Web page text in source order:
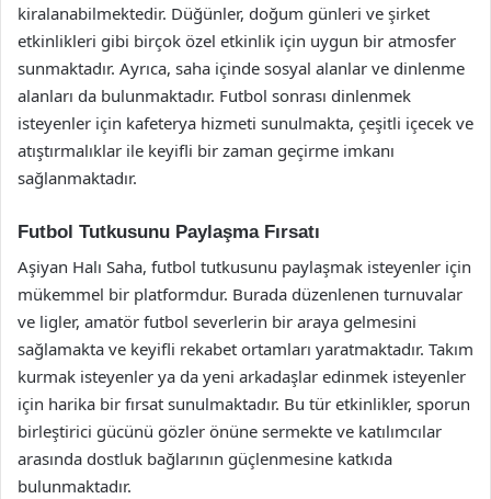
kiralanabilmektedir. Düğünler, doğum günleri ve şirket
etkinlikleri gibi birçok özel etkinlik için uygun bir atmosfer
sunmaktadır. Ayrıca, saha içinde sosyal alanlar ve dinlenme
alanları da bulunmaktadır. Futbol sonrası dinlenmek
isteyenler için kafeterya hizmeti sunulmakta, çeşitli içecek ve
atıştırmalıklar ile keyifli bir zaman geçirme imkanı
sağlanmaktadır.
Futbol Tutkusunu Paylaşma Fırsatı
Aşiyan Halı Saha, futbol tutkusunu paylaşmak isteyenler için
mükemmel bir platformdur. Burada düzenlenen turnuvalar
ve ligler, amatör futbol severlerin bir araya gelmesini
sağlamakta ve keyifli rekabet ortamları yaratmaktadır. Takım
kurmak isteyenler ya da yeni arkadaşlar edinmek isteyenler
için harika bir fırsat sunulmaktadır. Bu tür etkinlikler, sporun
birleştirici gücünü gözler önüne sermekte ve katılımcılar
arasında dostluk bağlarının güçlenmesine katkıda
bulunmaktadır.